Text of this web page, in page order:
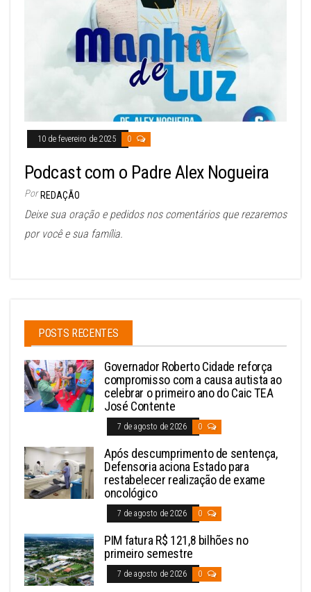
10 de fevereiro de 2025 0
Podcast com o Padre Alex Nogueira
Por REDAÇÃO
Deixe sua oração e pedidos nos comentários que rezaremos
por você e sua família.
POSTS RECENTES
Governador Roberto Cidade reforça
compromisso com a causa autista ao
celebrar o primeiro ano do Caic TEA
José Contente
7 de agosto de 2026 0
Após descumprimento de sentença,
Defensoria aciona Estado para
restabelecer realização de exame
oncológico
7 de agosto de 2026 0
PIM fatura R$ 121,8 bilhões no
primeiro semestre
7 de agosto de 2026 0